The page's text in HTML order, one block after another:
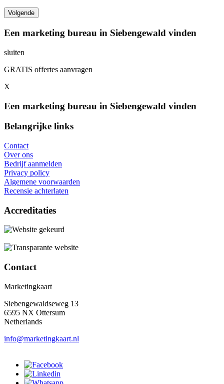
Een marketing bureau in Siebengewald vinden
sluiten
GRATIS offertes aanvragen
X
Een marketing bureau in Siebengewald vinden
Belangrijke links
Contact
Over ons
Bedrijf aanmelden
Privacy policy
Algemene voorwaarden
Recensie achterlaten
Accreditaties
Contact
Marketingkaart
Siebengewaldseweg 13
6595 NX Ottersum
Netherlands
info@marketingkaart.nl